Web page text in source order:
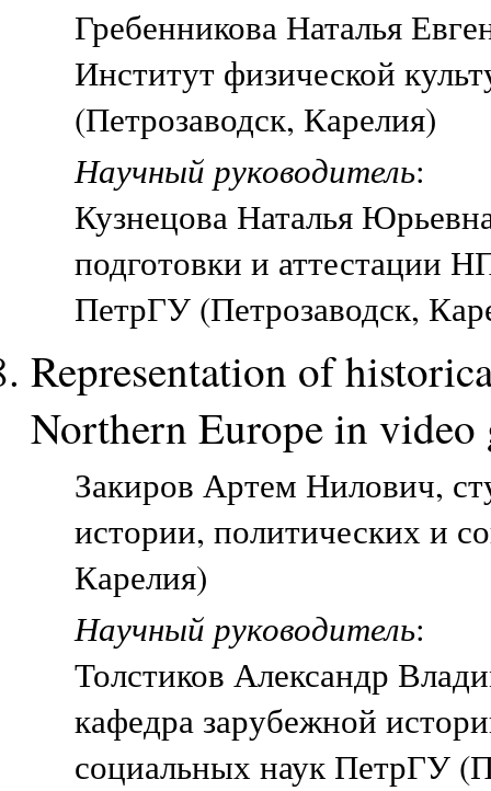
Гребенникова Наталья
Институт физической
(Петрозаводск, Карелия)
Научный руководитель:
Кузнецова Наталья
подготовки и аттестации
ПетрГУ (Петрозаводск,
Representation of
Northern Europe in video
Закиров Артем Нилович,
истории, политических и
Карелия)
Научный руководитель:
Толстиков Александр
кафедра зарубежной
социальных наук ПетрГУ